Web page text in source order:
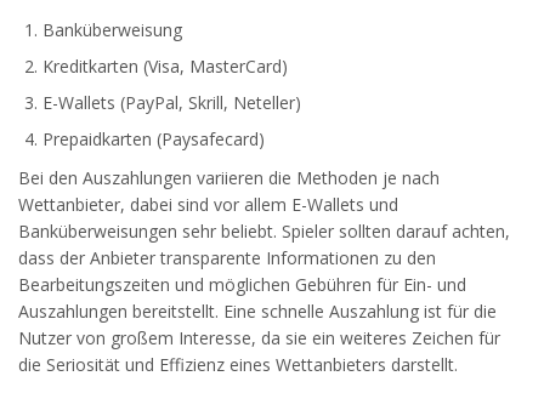
Banküberweisung
Kreditkarten (Visa, MasterCard)
E-Wallets (PayPal, Skrill, Neteller)
Prepaidkarten (Paysafecard)
Bei den Auszahlungen variieren die Methoden je nach
Wettanbieter, dabei sind vor allem E-Wallets und
Banküberweisungen sehr beliebt. Spieler sollten darauf achten,
dass der Anbieter transparente Informationen zu den
Bearbeitungszeiten und möglichen Gebühren für Ein- und
Auszahlungen bereitstellt. Eine schnelle Auszahlung ist für die
Nutzer von großem Interesse, da sie ein weiteres Zeichen für
die Seriosität und Effizienz eines Wettanbieters darstellt.